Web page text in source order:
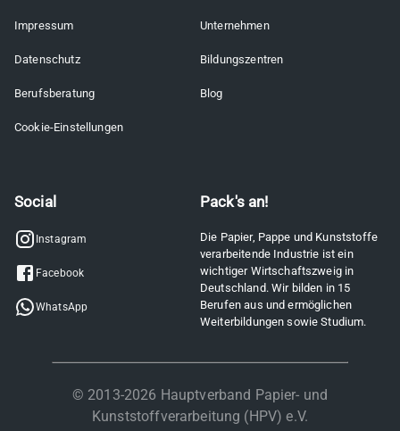
Impressum
Datenschutz
Berufsberatung
Cookie-Einstellungen
Unternehmen
Bildungszentren
Blog
Social
Instagram
Facebook
WhatsApp
Pack's an!
Die Papier, Pappe und Kunststoffe
verarbeitende Industrie ist ein
wichtiger Wirtschaftszweig in
Deutschland. Wir bilden in 15
Berufen aus und ermöglichen
Weiterbildungen sowie Studium.
© 2013-2026 Hauptverband Papier- und
Kunststoffverarbeitung (HPV) e.V.